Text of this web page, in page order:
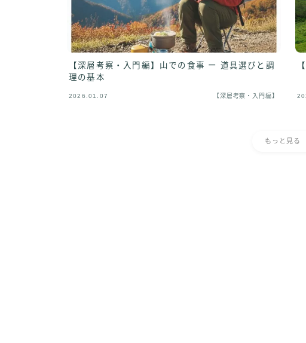
【深層考察・入門編】山での食事 ー 道具選びと調
理の基本
2026.01.07 【深層考察・入門編】
もっと見る